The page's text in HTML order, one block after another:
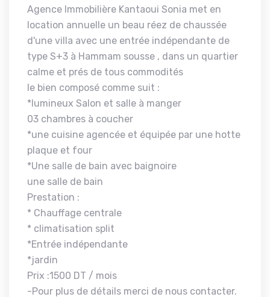
Agence Immobilière Kantaoui Sonia met en
location annuelle un beau réez de chaussée
d'une villa avec une entrée indépendante de
type S+3 à Hammam sousse , dans un quartier
calme et prés de tous commodités
le bien composé comme suit :
*lumineux Salon et salle à manger
03 chambres à coucher
*une cuisine agencée et équipée par une hotte
plaque et four
*Une salle de bain avec baignoire
une salle de bain
Prestation :
* Chauffage centrale
* climatisation split
*Entrée indépendante
*jardin
Prix :1500 DT / mois
-Pour plus de détails merci de nous contacter.